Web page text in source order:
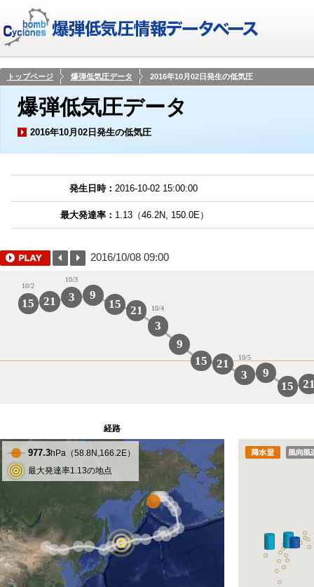
トップページ 爆弾低気圧データ 2016年10月02日発生の低気圧
爆弾低気圧データ
2016年10月02日発生の低気圧
発生日時： 2016-10-02 15:00:00
最大発達率： 1.13（46.2N, 150.0E）
2016/10/08 09:00
15
10/2
21 3
10/3
9
15
21
3
10/4
9
15
21
3
10/5
9
15
経路
977.3hPa（58.8N,166.2 E）
最大発達率1.13の地点